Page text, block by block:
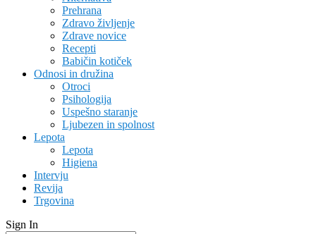
Prehrana
Zdravo življenje
Zdrave novice
Recepti
Babičin kotiček
Odnosi in družina
Otroci
Psihologija
Uspešno staranje
Ljubezen in spolnost
Lepota
Lepota
Higiena
Intervju
Revija
Trgovina
Sign In